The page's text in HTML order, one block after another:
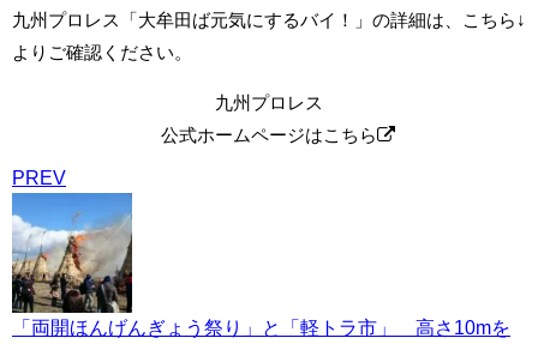
九州プロレス「大牟田ば元気にするバイ！」の詳細は、こちら↓
よりご確認ください。
九州プロレス
公式ホームページはこちら
PREV
「両開ほんげんぎょう祭り」と「軽トラ市」 高さ10mを